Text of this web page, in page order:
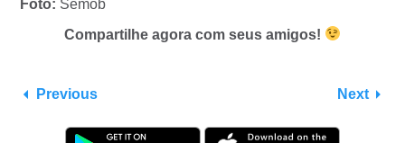
Foto: Semob
Compartilhe agora com seus amigos!
Previous Next